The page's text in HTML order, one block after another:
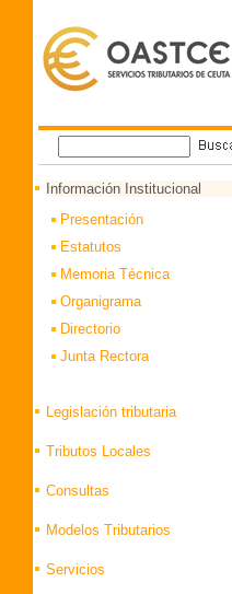
Información Institucional
Presentación
Estatutos
Memoria Técnica
Organigrama
Directorio
Junta Rectora
Legislación tributaria
Tributos Locales
Consultas
Modelos Tributarios
Servicios